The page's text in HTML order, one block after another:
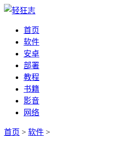
首页
软件
安卓
部署
教程
书籍
影音
网络
首页 > 软件 >